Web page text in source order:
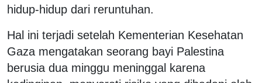
hidup-hidup dari reruntuhan.
Hal ini terjadi setelah Kementerian Kesehatan
Gaza mengatakan seorang bayi Palestina
berusia dua minggu meninggal karena